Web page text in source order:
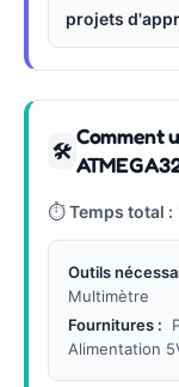
projets
🛠
Comment
⏱Temps total :
Outils
Multimètre
Fournitures :
Alimentation